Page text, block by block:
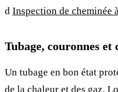
d Inspection de cheminée
Tubage, couronnes et
Un tubage en bon état
de la chaleur et des gaz.